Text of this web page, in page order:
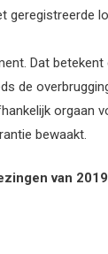
geregistreerde
Dat
de
orgaan
bewaakt.
van